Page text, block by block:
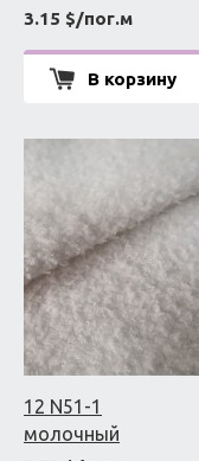
3.15 $/пог.м
В корзину
12 N51-1
молочный